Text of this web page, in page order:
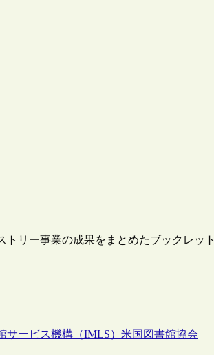
リー事業の成果をまとめたブックレット
サービス機構（IMLS） 米国図書館協会